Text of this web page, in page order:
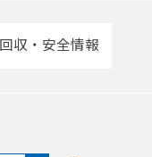
回収・安全情報